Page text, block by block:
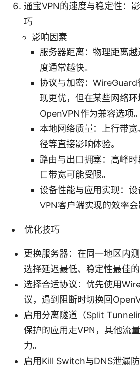
通宝VPN的速度与稳定性：
巧
影响因素
服务器距离：物理距离
度通常越快。
协议与加密：WireGuard
现更优，但在某些网络环
OpenVPN作为兼容选项。
本地网络质量：上行带
径等直接影响体验。
路由与出口拥塞：高峰
口带宽可能受限。
设备性能与应用实现：设
VPN客户端实现的效率会
优化技巧
更换服务器：在同一地区内测
选择延迟最低、稳定性最佳的
选择合适协议：优先使用
议，遇到阻断时切换回
启用分离隧道（Split
保护的应用走VPN，其他流
力。
启用Kill Switch与DNS泄漏